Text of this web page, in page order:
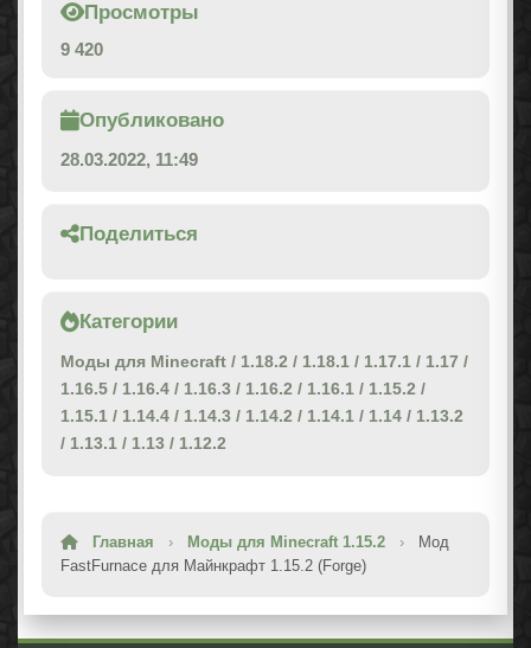
Просмотры
9 420
Опубликовано
28.03.2022, 11:49
Поделиться
Категории
Моды для Minecraft / 1.18.2 / 1.18.1 / 1.17.1 / 1.17 /
1.16.5 / 1.16.4 / 1.16.3 / 1.16.2 / 1.16.1 / 1.15.2 /
1.15.1 / 1.14.4 / 1.14.3 / 1.14.2 / 1.14.1 / 1.14 / 1.13.2
/ 1.13.1 / 1.13 / 1.12.2
Главная › Моды для Minecraft 1.15.2 ›
Мод
FastFurnace для Майнкрафт 1.15.2 (Forge)